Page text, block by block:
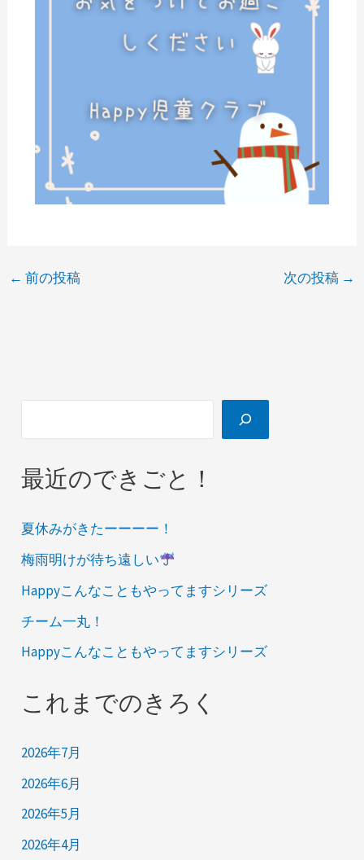
← 前の投稿 次の投稿 →
最近のできごと！
夏休みがきたーーーー！
梅雨明けが待ち遠しい
Happyこんなこともやってますシリーズ
チーム一丸！
Happyこんなこともやってますシリーズ
これまでのきろく
2026年7月
2026年6月
2026年5月
2026年4月